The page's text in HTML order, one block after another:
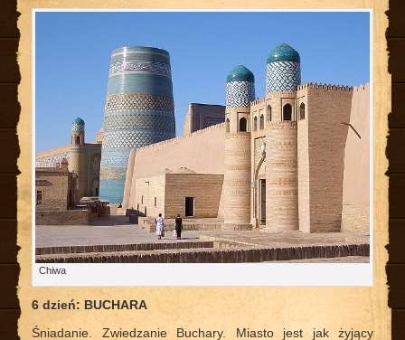
Chiwa
6 dzień: BUCHARA
Śniadanie. Zwiedzanie Buchary. Miasto jest jak żyjący